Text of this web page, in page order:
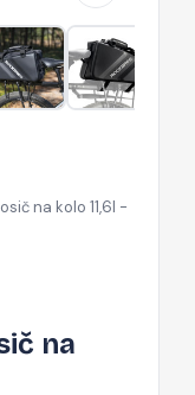
na kolo 11,6l -
na